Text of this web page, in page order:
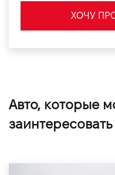
ХОЧУ
Авто, которые
заинтересовать